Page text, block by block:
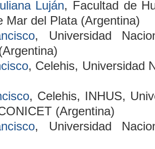
Luján, Facultad de
Mar del Plata (Argentina)
, Universidad
, Celehis, Universidad
, Celehis, INHUS,
(Argentina)
, Universidad